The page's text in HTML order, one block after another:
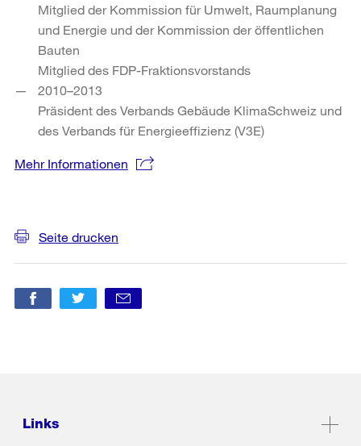
Mitglied der Kommission für Umwelt, Raumplanung
und Energie und der Kommission der öffentlichen
Bauten
Mitglied des FDP-Fraktionsvorstands
2010–2013
Präsident des Verbands Gebäude KlimaSchweiz und
des Verbands für Energieeffizienz (V3E)
Mehr Informationen
Seite drucken
Links